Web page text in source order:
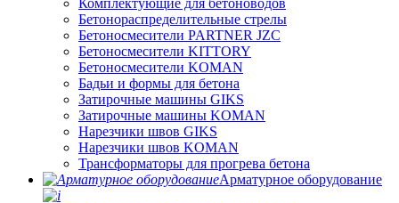
Комплектующие для бетоноводов
Бетонораспределительные стрелы
Бетоносмесители PARTNER JZC
Бетоносмесители KITTORY
Бетоносмесители KOMAN
Бадьи и формы для бетона
Затирочные машины GIKS
Затирочные машины KOMAN
Нарезчики швов GIKS
Нарезчики швов KOMAN
Трансформаторы для прогрева бетона
Арматурное оборудование